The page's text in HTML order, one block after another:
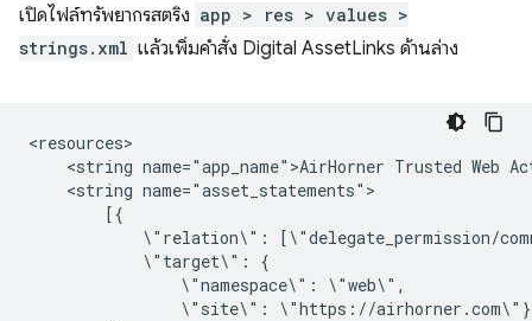
เปิดไฟล์ทรัพยากรสตริง app > res > values >
strings.xml แล้วเพิ่มคำสั่ง Digital AssetLinks ด้านล่าง
<string name="app_name">AirHorner Trusted Web
<string
\"relation\":
\"target\":
\"namespace\":
\"site\":